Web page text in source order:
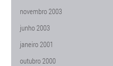
novembro 2003
junho 2003
janeiro 2001
outubro 2000